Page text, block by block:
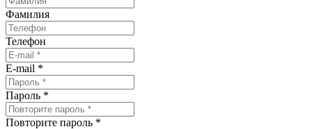
Фамилия
Телефон
E-mail *
Пароль *
Повторите пароль *